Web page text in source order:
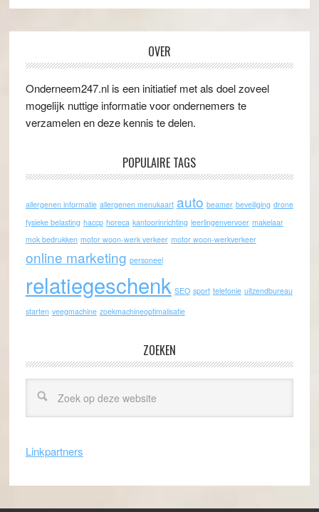
OVER
Onderneem247.nl is een initiatief met als doel zoveel
mogelijk nuttige informatie voor ondernemers te
verzamelen en deze kennis te delen.
POPULAIRE TAGS
allergenen informatie allergenen menukaart auto beamer beveiliging drone
fysieke belasting haccp horeca kantoorinrichting leerlingenvervoer makelaar
mok bedrukken motor woon-werk verkeer motor woon-werkverkeer
online marketing personeel
relatiegeschenk SEO sport telefonie uitzendbureau
starten veegmachine zoekmachineoptimalisatie
ZOEKEN
Linkpartners